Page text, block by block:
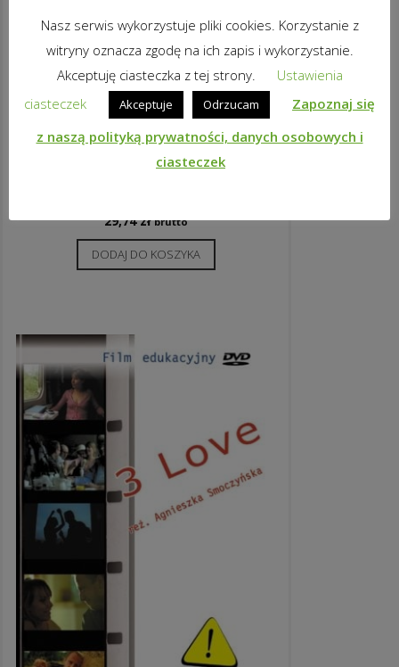
ANGIELSKI DLA BYSTRZAKÓW: MÓJ
29,74zł brutto
DODAJ DO KOSZYKA
Nasz serwis wykorzystuje pliki cookies. Korzystanie z
witryny oznacza zgodę na ich zapis i wykorzystanie.
Akceptuję ciasteczka z tej strony.
Ustawienia
ciasteczek
Akceptuje Odrzucam
Zapoznaj się
z naszą polityką prywatności, danych osobowych i
ciasteczek